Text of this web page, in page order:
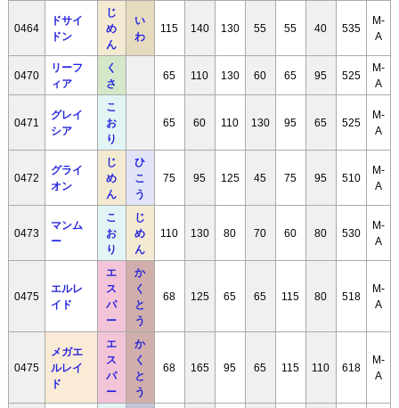
0464
ドサイ
ドン
じ
め
ん
い
わ
115 140 130 55 55 40 535
M-
A
0470
リーフ
ィア
く
さ
65 110 130 60 65 95 525
M-
A
0471
グレイ
シア
こ
お
り
65 60 110 130 95 65 525
M-
A
0472
グライ
オン
じ
め
ん
ひ
こ
う
75 95 125 45 75 95 510
M-
A
0473
マンム
ー
こ
お
り
じ
め
ん
110 130 80 70 60 80 530
M-
A
0475
エルレ
イド
エ
ス
パ
ー
か
く
と
う
68 125 65 65 115 80 518
M-
A
0475
メガエ
ルレイ
ド
エ
ス
パ
ー
か
く
と
う
68 165 95 65 115 110 618
M-
A